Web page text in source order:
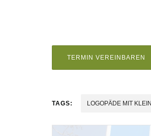
TERMIN VEREINBAREN
TAGS: LOGOPÄDE MIT